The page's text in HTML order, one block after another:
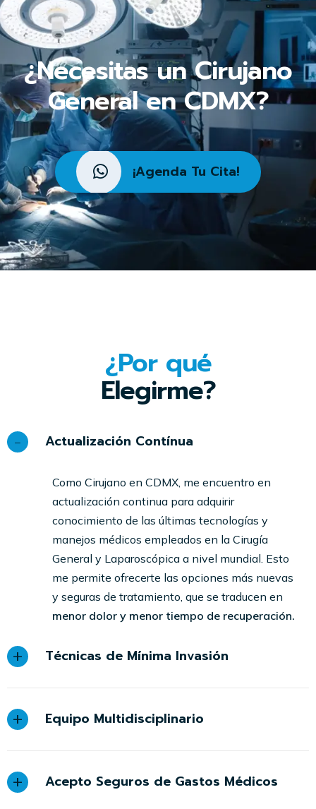
¿Necesitas un Cirujano
General en CDMX?
¡Agenda Tu Cita!
¿Por qué
Elegirme?
Actualización Contínua
Como Cirujano en CDMX, me encuentro en
actualización continua para adquirir
conocimiento de las últimas tecnologías y
manejos médicos empleados en la Cirugía
General y Laparoscópica a nivel mundial. Esto
me permite ofrecerte las opciones más nuevas
y seguras de tratamiento, que se traducen en
menor dolor y menor tiempo de recuperación.
Técnicas de Mínima Invasión
Equipo Multidisciplinario
Acepto Seguros de Gastos Médicos